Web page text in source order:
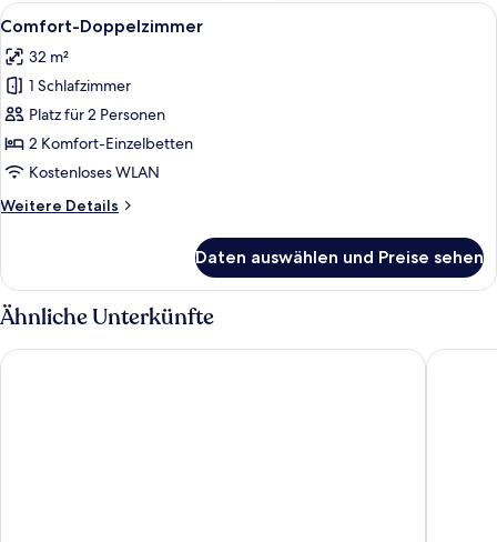
Alle
Fotos
für
Comfort-
Doppelzimmer
anzeigen
Ein Hotelzimmer mit einem großen
4
Comfort-Doppelzimmer
32 m²
1 Schlafzimmer
Platz für 2 Personen
2 Komfort-Einzelbetten
Kostenloses WLAN
Weitere Details
Weitere
Doppelzimmer
Daten auswählen und Preise sehen
Ähnliche Unterkünfte
Hotel Oyten am Markt Thöles